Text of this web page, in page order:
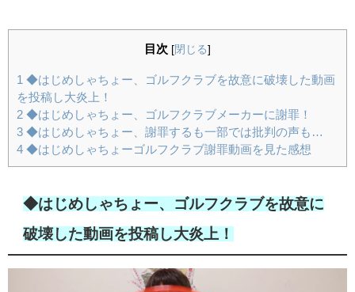
目次 [閉じる]
1 ◆はじめしゃちょー、ゴルフクラブを故意に破壊した動画
を投稿し大炎上！
2 ◆はじめしゃちょー、ゴルフクラブメーカーに謝罪！
3 ◆はじめしゃちょー、謝罪するも一部では批判の声も…
4 ◆はじめしゃちょーゴルフクラブ謝罪動画を見た感想
◆はじめしゃちょー、ゴルフクラブを故意に
破壊した動画を投稿し大炎上！